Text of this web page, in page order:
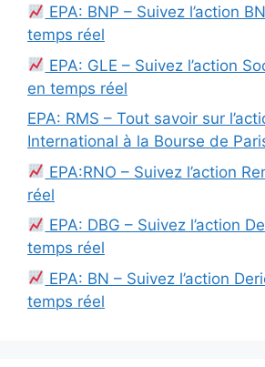
EPA: BNP – Suivez l’action
temps réel
EPA: GLE – Suivez l’action
en temps réel
EPA: RMS – Tout savoir sur
International à la Bourse de
EPA:RNO – Suivez l’action
réel
EPA: DBG – Suivez l’action
temps réel
EPA: BN – Suivez l’action
temps réel